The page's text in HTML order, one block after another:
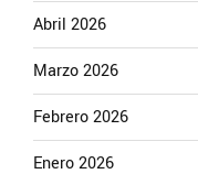
Abril 2026
Marzo 2026
Febrero 2026
Enero 2026